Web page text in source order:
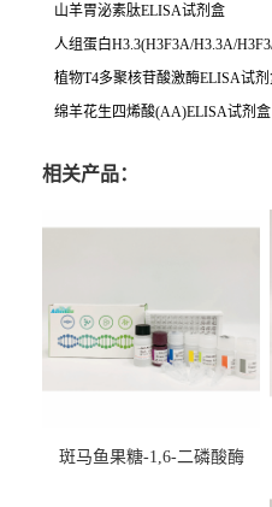
山羊胃泌素肽ELISA试剂盒
人组蛋白H3.3(H3F3A/H3.3A/
植物T4多聚核苷酸激酶ELISA试
绵羊花生四烯酸(AA)ELISA试剂盒
相关产品：
斑马鱼果糖-1,6-二磷酸酶